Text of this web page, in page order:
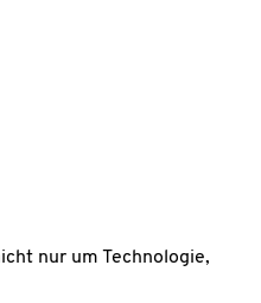
nur um Technologie,